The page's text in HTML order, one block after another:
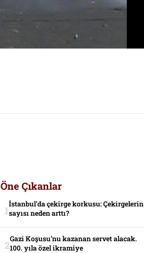
Öne Çıkanlar
İstanbul’da çekirge korkusu: Çekirgelerin
sayısı neden arttı?
Gazi Koşusu’nu kazanan servet alacak.
100. yıla özel ikramiye